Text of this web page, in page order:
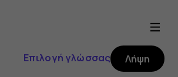
Επιλογή γλώσσας Λήψη